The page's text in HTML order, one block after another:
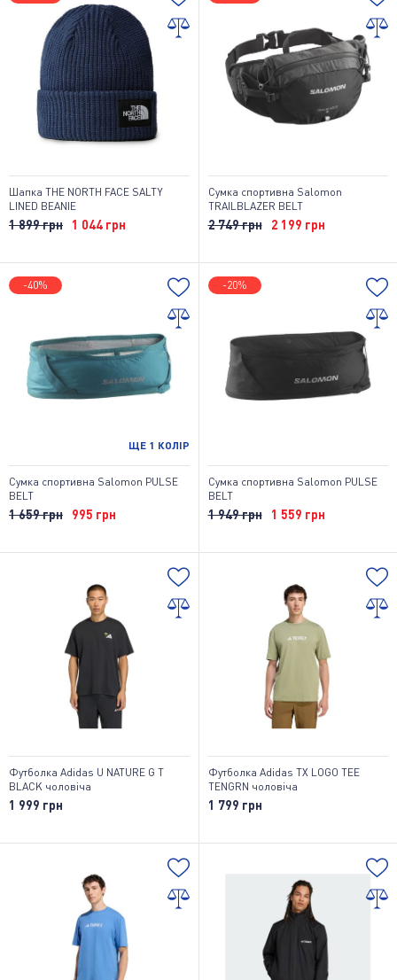
Шапка THE NORTH FACE SALTY
LINED BEANIE
1 899 грн 1 044 грн
Сумка спортивна Salomon
TRAILBLAZER BELT
2 749 грн 2 199 грн
-40%
ЩЕ 1 КОЛІР
Сумка спортивна Salomon PULSE
BELT
1 659 грн 995 грн
-20%
Сумка спортивна Salomon PULSE
BELT
1 949 грн 1 559 грн
Футболка Adidas U NATURE G T
BLACK чоловіча
1 999 грн
Футболка Adidas TX LOGO TEE
TENGRN чоловіча
1 799 грн